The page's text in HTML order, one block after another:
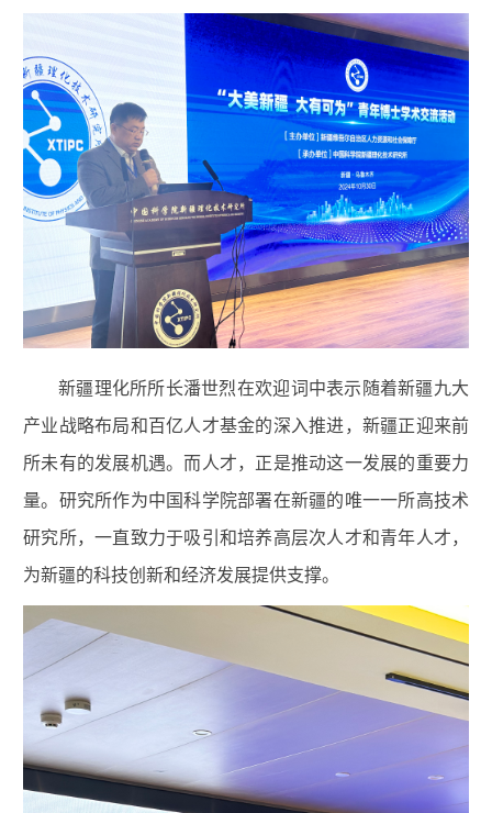
新疆理化所所长潘世烈在欢迎词中表示随着新疆九大
产业战略布局和百亿人才基金的深入推进，新疆正迎来前
所未有的发展机遇。而人才，正是推动这一发展的重要力
量。研究所作为中国科学院部署在新疆的唯一一所高技术
研究所，一直致力于吸引和培养高层次人才和青年人才，
为新疆的科技创新和经济发展提供支撑。